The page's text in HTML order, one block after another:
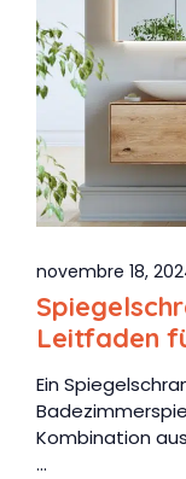
novembre 18,
Leitfaden
Ein
Kombination
...